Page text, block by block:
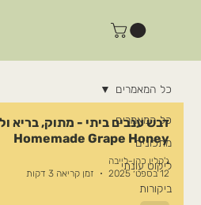
כל המאמרים
מתכונים
ליקוט עונתי
ביקורות
כל המאמרים
דבש ענבים ביתי - מתוק, בריא
Homemade Grape Honey
ג'קלין כהן-לייבה
12 בספט׳ 2025
זמן קריאה 3 דקות